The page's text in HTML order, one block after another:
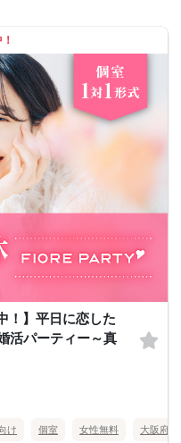
！】平日に恋した
活パーティー～真
け 個室 女性無料 大阪府